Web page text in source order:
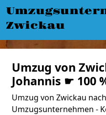
Zwickau
Umzug von
Johannis ☛ 100
Umzug von Zwickau
Umzugsunternehmen -